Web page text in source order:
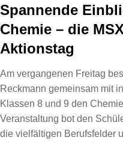
Spannende
Chemie – die
Aktionstag
Am vergangenen Freitag
Reckmann gemeinsam mit
Klassen 8 und 9 den
Veranstaltung bot den
die vielfältigen Berufsfelder